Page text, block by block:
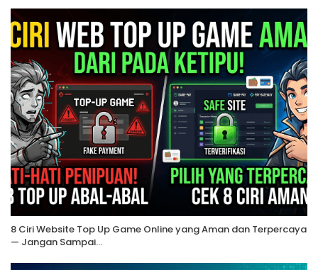
8 Ciri Website Top Up Game Online yang Aman dan Terpercaya
— Jangan Sampai…